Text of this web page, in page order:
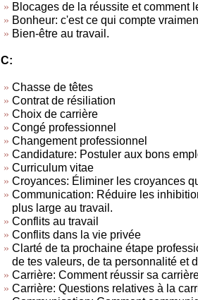
Blocages de la réussite et comment
Bonheur: c'est ce qui compte
Bien-être au travail.
C:
Chasse de têtes
Contrat de résiliation
Choix de carrière
Congé professionnel
Changement professionnel
Candidature: Postuler aux bons
Curriculum vitae
Croyances: Éliminer les croyances
Communication: Réduire les
plus large au travail.
Conflits au travail
Conflits dans la vie privée
Clarté de ta prochaine étape
de tes valeurs, de ta personnalité et
Carrière: Comment réussir sa
Carrière: Questions relatives à la